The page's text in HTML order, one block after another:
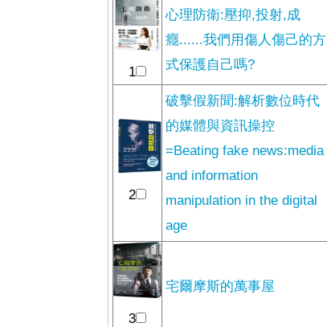
1
心理防衛:壓抑,投射,成
癮......我們用傷人傷己的方
式保護自己嗎?
2
破擊假新聞:解析數位時代
的媒體與資訊操控
=Beating fake news:media
and information
manipulation in the digital
age
3
宅爾摩斯的萬事屋